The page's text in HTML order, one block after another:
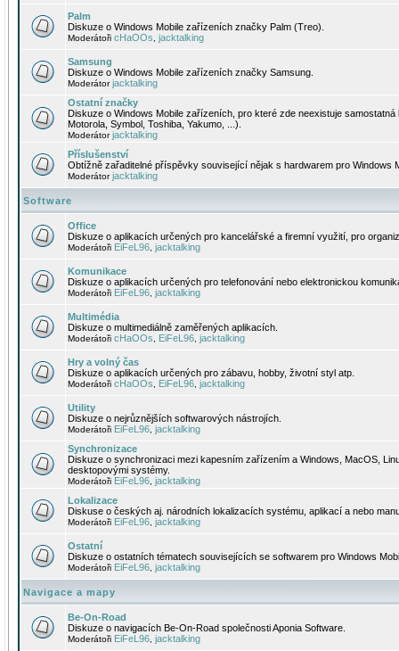
Palm
Diskuze o Windows Mobile zařízeních značky Palm (Treo).
Moderátoři cHaOOs jacktalking
Samsung
Diskuze o Windows Mobile zařízeních značky Samsung.
Moderátorjacktalking
Ostatní značky
Diskuze o Windows Mobile zařízeních, pro které zde neexistuje
Motorola, Symbol, Toshiba, Yakumo, ...).
Moderátorjacktalking
Příslušenství
Obtížně zařaditelné příspěvky související nějak s hardwarem pro Windows
Moderátorjacktalking
Software
Office
Diskuze o aplikacích určených pro kancelářské a firemní využití, pro
Moderátoři EiFeL96 jacktalking
Komunikace
Diskuze o aplikacích určených pro telefonování nebo elektronickou
Moderátoři EiFeL96 jacktalking
Multimédia
Diskuze o multimediálně zaměřených aplikacích.
Moderátoři cHaOOs EiFeL96 jacktalking
Hry a volný čas
Diskuze o aplikacích určených pro zábavu, hobby, životní styl atp.
Moderátoři cHaOOs EiFeL96 jacktalking
Utility
Diskuze o nejrůznějších softwarových nástrojích.
Moderátoři EiFeL96 jacktalking
Synchronizace
Diskuze o synchronizaci mezi kapesním zařízením a Windows, MacOS,
desktopovými systémy.
Moderátoři EiFeL96 jacktalking
Lokalizace
Diskuse o českých aj. národních lokalizacích systému, aplikací a nebo
Moderátoři EiFeL96 jacktalking
Ostatní
Diskuze o ostatních tématech souvisejících se softwarem pro Windows
Moderátoři EiFeL96 jacktalking
Navigace a mapy
Be-On-Road
Diskuze o navigacích Be-On-Road společnosti Aponia Software.
Moderátoři EiFeL96 jacktalking